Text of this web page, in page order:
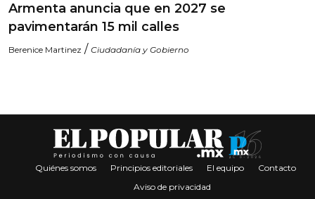
Armenta anuncia que en 2027 se
pavimentarán 15 mil calles
Berenice Martinez / Ciudadanía y Gobierno
Quiénes somos Principios editoriales El equipo
Contacto
Aviso de privacidad